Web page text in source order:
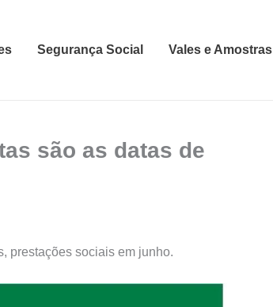
Segurança Social Vales e Amostras
são as datas de
prestações sociais em junho.